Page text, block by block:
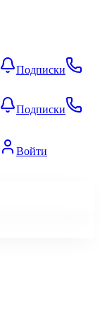
Подписки
Подписки
Войти